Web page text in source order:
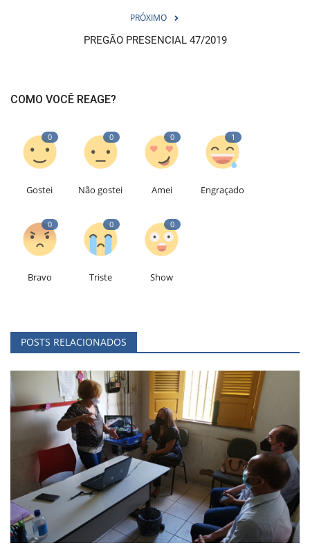
PRÓXIMO
PREGÃO PRESENCIAL 47/2019
COMO VOCÊ REAGE?
0
Gostei
0
Não gostei
0
Amei
1
Engraçado
0
Bravo
0
Triste
0
Show
POSTS RELACIONADOS